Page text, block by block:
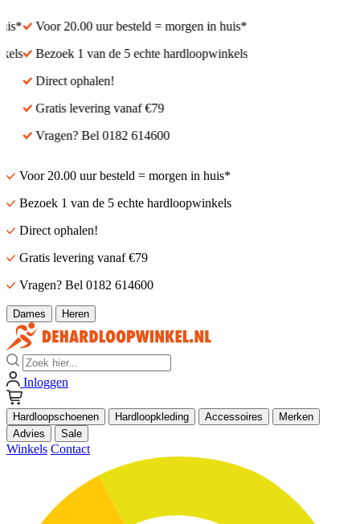
Voor 20.00 uur besteld = morgen in huis*
Bezoek 1 van de 5 echte hardloopwinkels
Direct ophalen!
Gratis levering vanaf €79
Vragen? Bel 0182 614600
Voor 20.00 uur besteld = morgen in huis*
Bezoek 1 van de 5 echte hardloopwinkels
Direct ophalen!
Gratis levering vanaf €79
Vragen? Bel 0182 614600
Dames Heren
Zoek
Inloggen
Hardloopschoenen Hardloopkleding Accessoires
Merken
Advies
Sale
Winkels Contact